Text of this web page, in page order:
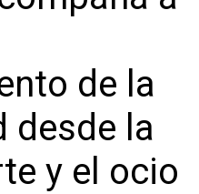
de la
desde la
y el ocio